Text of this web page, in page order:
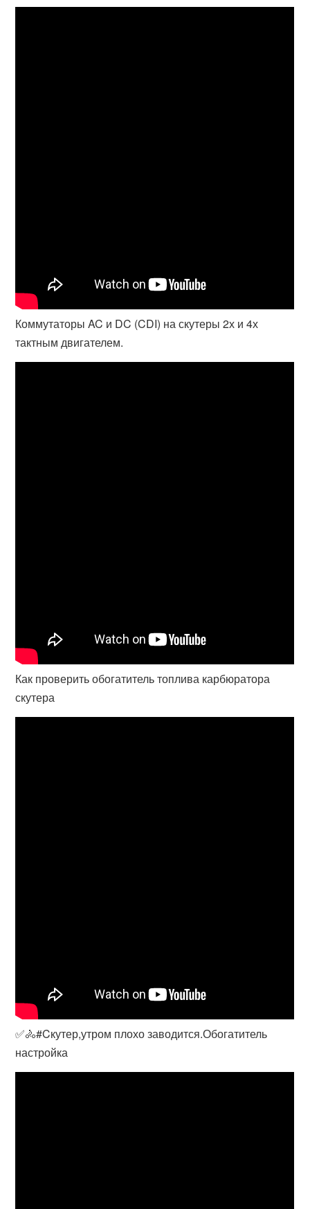
Коммутаторы AC и DC (CDI) на скутеры 2х и 4х
тактным двигателем.
Как проверить обогатитель топлива карбюратора
скутера
✅🚴#Cкутер,утром плохо заводится.Обогатитель
настройка